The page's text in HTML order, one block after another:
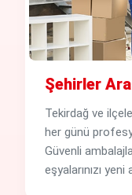
Şehirler
Tekirdağ ve
her günü
Güvenli
eşyalarınızı